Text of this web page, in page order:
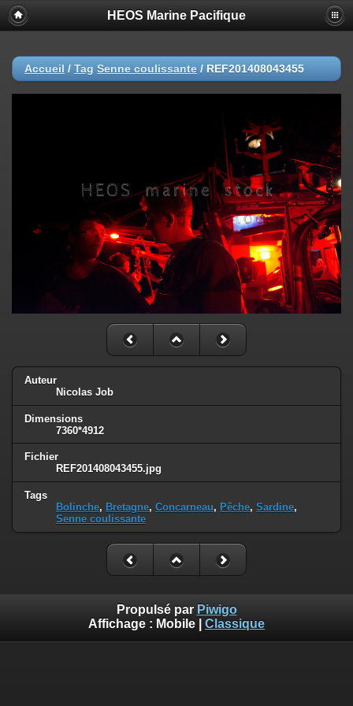
HEOS Marine Pacifique
Accueil / Tag Senne coulissante / REF201408043455
Auteur
Nicolas Job
Dimensions
7360*4912
Fichier
REF201408043455.jpg
Tags
Bolinche, Bretagne, Concarneau, Pêche, Sardine,
Senne coulissante
Propulsé par Piwigo
Affichage : Mobile Classique